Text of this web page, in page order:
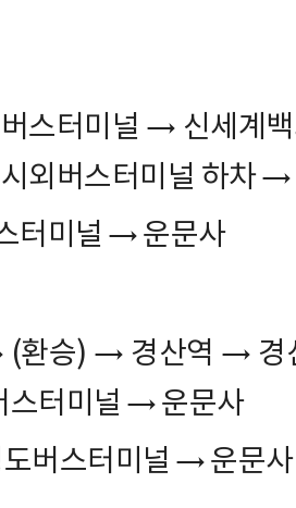
스터미널→신세계
외버스터미널 하차→
터미널 →운문사
(환승) →경산역 →경
터미널 →운문사
버스터미널 →운문